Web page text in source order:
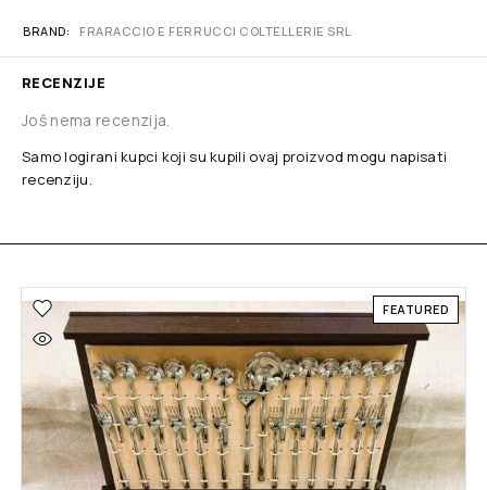
BRAND FRARACCIO E FERRUCCI COLTELLERIE SRL
RECENZIJE
Još nema recenzija.
Samo logirani kupci koji su kupili ovaj proizvod mogu napisati
recenziju.
FEATURED